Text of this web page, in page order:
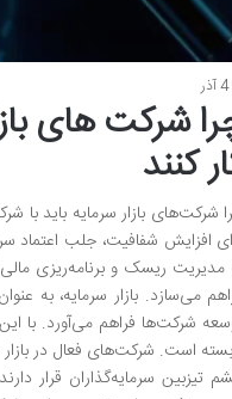
4 آذر
شرکت های
کنند
شرکت‌های بازار سرمایه باید با
افزایش شفافیت، جلب اعتماد
مدیریت ریسک و برنامه‌ریزی مالی
می‌سازد. بازار سرمایه، به
شرکت‌ها فراهم می‌آورد. با
است. شرکت‌های فعال در
تیزبین سرمایه‌گذاران قرار